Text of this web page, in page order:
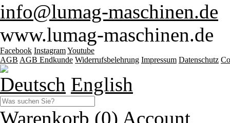
info@lumag-maschinen.de
www.lumag-maschinen.de
Facebook InstagramYoutube
AGB AGB Endkunde Widerrufsbelehrung Impressum Datenschutz
Deutsch English
Warenkorb (0) Account